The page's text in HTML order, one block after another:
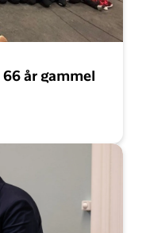
år gammel